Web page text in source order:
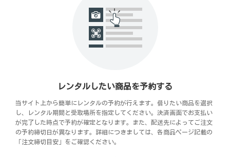
レンタルしたい商品を予約する
当サイト上から簡単にレンタルの予約が行えます。借りたい商品を選択
し、レンタル期間と受取場所を指定してください。決済画面でお支払い
が完了した時点で予約が確定となります。また、配送先によってご注文
の予約締切日が異なります。詳細につきましては、各商品ページ記載の
「注文締切目安」をご確認ください。